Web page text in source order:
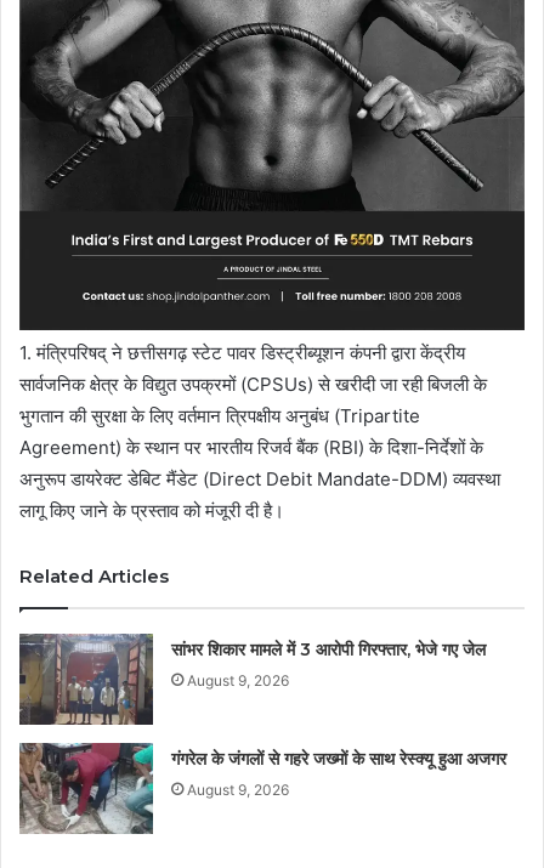
1. मंत्रिपरिषद् ने छत्तीसगढ़ स्टेट पावर डिस्ट्रीब्यूशन कंपनी द्वारा केंद्रीय
सार्वजनिक क्षेत्र के विद्युत उपक्रमों (CPSUs) से खरीदी जा रही बिजली के
भुगतान की सुरक्षा के लिए वर्तमान त्रिपक्षीय अनुबंध (Tripartite
Agreement) के स्थान पर भारतीय रिजर्व बैंक (RBI) के दिशा-निर्देशों के
अनुरूप डायरेक्ट डेबिट मैंडेट (Direct Debit Mandate-DDM) व्यवस्था
लागू किए जाने के प्रस्ताव को मंजूरी दी है।
Related Articles
सांभर शिकार मामले में 3 आरोपी गिरफ्तार, भेजे गए जेल
August 9, 2026
गंगरेल के जंगलों से गहरे जख्मों के साथ रेस्क्यू हुआ अजगर
August 9, 2026